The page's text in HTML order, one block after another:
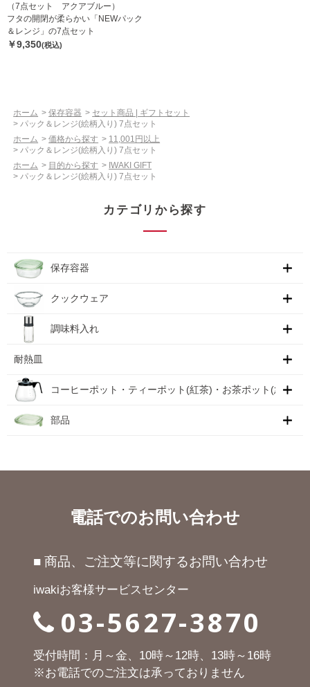
（7点セット アクアブルー）
フタの開閉が柔らかい「NEWパック
＆レンジ」の7点セット
￥9,350(税込)
ホーム >保存容器 > セット商品 | ギフトセット
>パック＆レンジ(絵柄入り) 7点セット
ホーム >価格から探す > 11,001円以上
>パック＆レンジ(絵柄入り) 7点セット
ホーム > 目的から探す > IWAKI GIFT
>パック＆レンジ(絵柄入り) 7点セット
カテゴリから探す
保存容器
クックウェア
調味料入れ
耐熱皿
コーヒーポット・ティーポット(紅茶)・お茶ポット(急須)
部品
電話でのお問い合わせ
■ 商品、ご注文等に関するお問い合わせ
iwakiお客様サービスセンター
03-5627-3870
受付時間：月～金、10時～12時、13時～16時
※お電話でのご注文は承っておりません